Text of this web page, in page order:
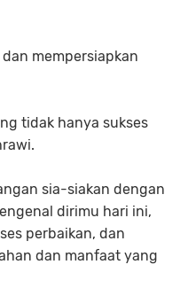
mempersiapkan
tidak hanya sukses
sia-siakan dengan
dirimu hari ini,
perbaikan, dan
dan manfaat yang